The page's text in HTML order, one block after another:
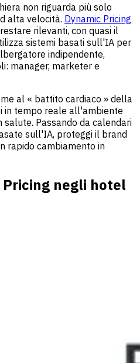
non riguarda più solo
alta velocità. Dynamic Pricing
rilevanti, con quasi il
sistemi basati sull'IA per
indipendente,
manager, marketer e
al « battito cardiaco » della
in tempo reale all'ambiente
Passando da calendari
sull'IA, proteggi il brand
rapido cambiamento in
negli hotel